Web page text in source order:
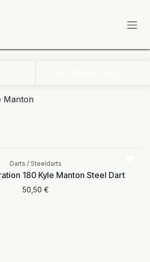
Manton
Darts / Steeldarts
180 Kyle Manton Steel Dart
50,50 €